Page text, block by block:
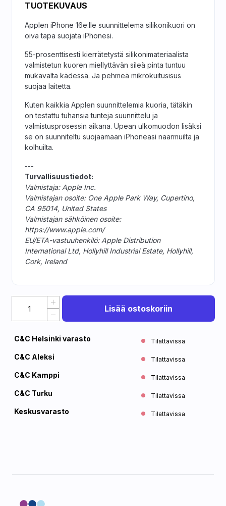
TUOTEKUVAUS
Applen iPhone 16e:lle suunnittelema silikonikuori on
oiva tapa suojata iPhonesi.
55-prosenttisesti kierrätetystä silikonimateriaalista
valmistetun kuoren miellyttävän sileä pinta tuntuu
mukavalta kädessä. Ja pehmeä mikrokuitusisus
suojaa laitetta.
Kuten kaikkia Applen suunnittelemia kuoria, tätäkin
on testattu tuhansia tunteja suunnittelu ja
valmistusprosessin aikana. Upean ulkomuodon lisäksi
se on suunniteltu suojaamaan iPhoneasi naarmuilta ja
kolhuilta.
---
Turvallisuustiedot:
Valmistaja: Apple Inc.
Valmistajan osoite: One Apple Park Way, Cupertino,
CA 95014, United States
Valmistajan sähköinen osoite:
https://www.apple.com/
EU/ETA-vastuuhenkilö: Apple Distribution
International Ltd, Hollyhill Industrial Estate, Hollyhill,
Cork, Ireland
Lisää ostoskoriin
C&C Helsinki varasto Tilattavissa
C&C Aleksi Tilattavissa
C&C Kamppi Tilattavissa
C&C Turku Tilattavissa
Keskusvarasto Tilattavissa